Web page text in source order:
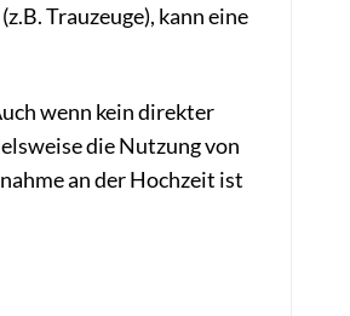
Trauzeuge), kann eine
wenn kein direkter
die Nutzung von
an der Hochzeit ist